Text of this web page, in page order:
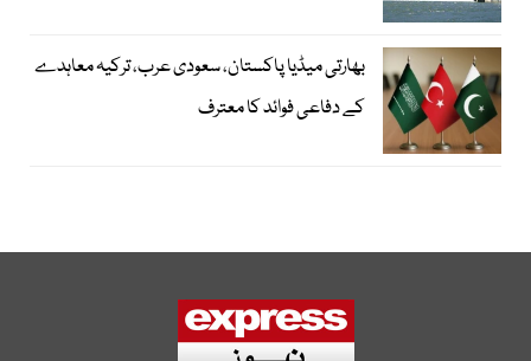
بھارتی میڈیا پاکستان، سعودی عرب، ترکیہ معاہدے
کے دفاعی فوائد کا معترف